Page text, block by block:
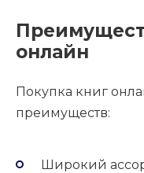
онлайн
Покупка книг
преимуществ:
Широкий